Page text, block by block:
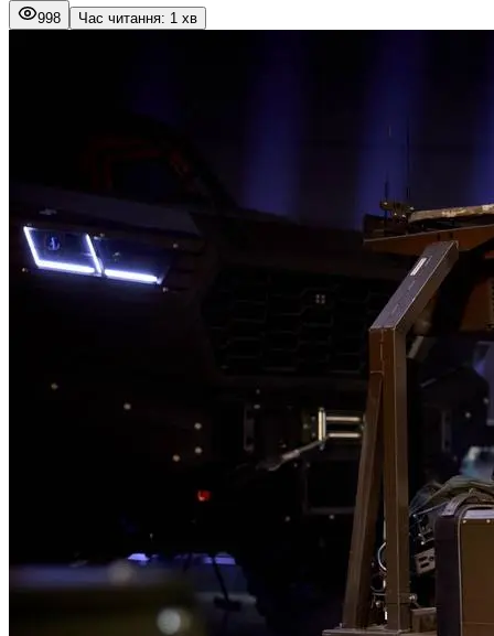
998 Час читання: 1 хв